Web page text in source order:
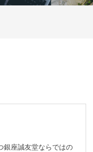
銀座誠友堂ならではの